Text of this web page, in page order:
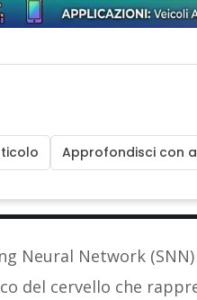
Approfondisci con
Neural Network
del cervello che